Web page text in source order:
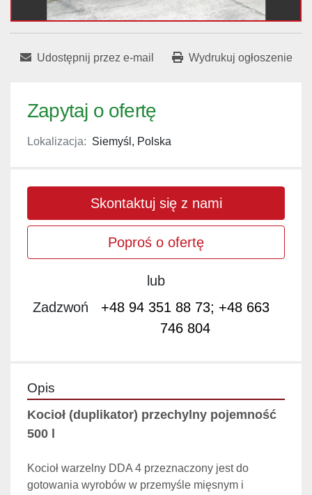
Udostępnij przez e-mail Wydrukuj ogłoszenie
Zapytaj o ofertę
Lokalizacja: Siemyśl, Polska
Skontaktuj się z nami
Poproś o ofertę
lub
Zadzwoń
+48 94 351 88 73; +48 663
746 804
Opis
Kocioł (duplikator) przechylny pojemność
500 l
Kocioł warzelny DDA 4 przeznaczony jest do
gotowania wyrobów w przemyśle mięsnym i